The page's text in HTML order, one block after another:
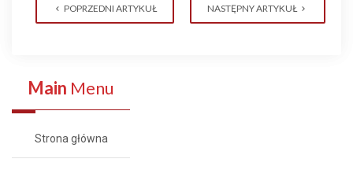
POPRZEDNI ARTYKUŁ NASTĘPNY ARTYKUŁ
Main Menu
Strona główna